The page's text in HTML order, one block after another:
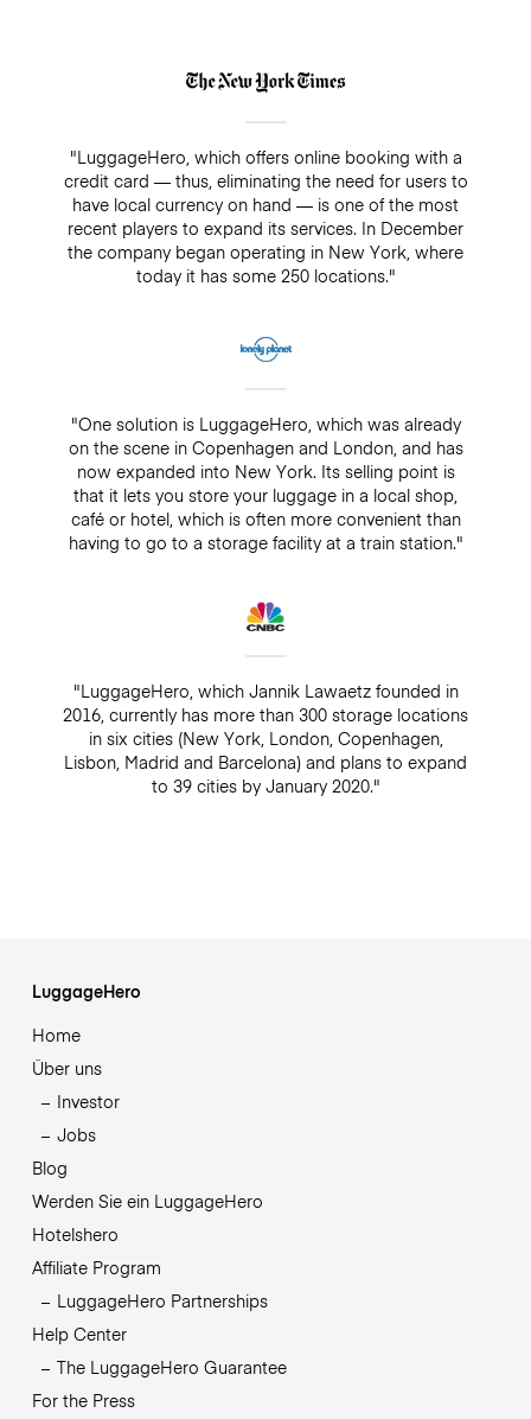
"LuggageHero, which offers online booking with a
credit card — thus, eliminating the need for users to
have local currency on hand — is one of the most
recent players to expand its services. In December
the company began operating in New York, where
today it has some 250 locations."
"One solution is LuggageHero, which was already
on the scene in Copenhagen and London, and has
now expanded into New York. Its selling point is
that it lets you store your luggage in a local shop,
café or hotel, which is often more convenient than
having to go to a storage facility at a train station."
"LuggageHero, which Jannik Lawaetz founded in
2016, currently has more than 300 storage locations
in six cities (New York, London, Copenhagen,
Lisbon, Madrid and Barcelona) and plans to expand
to 39 cities by January 2020."
LuggageHero
Home
Über uns
Investor
Jobs
Blog
Werden Sie ein LuggageHero
Hotelshero
Affiliate Program
LuggageHero Partnerships
Help Center
The LuggageHero Guarantee
For the Press